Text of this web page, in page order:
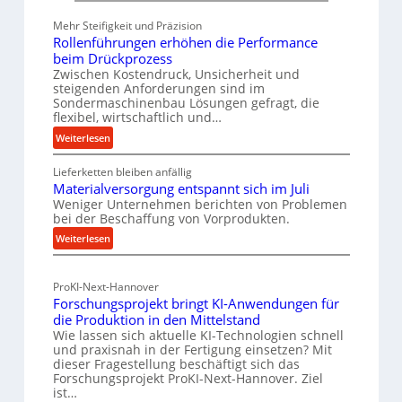
a
u
f
v
o
n
I
d
u
s
t
E
r
s
a
t
t
h
o
d
e
r
n
a
h
a
t
i
g
Mehr Steifigkeit und Präzision
Rollenführungen erhöhen die Performance
beim Drückprozess
Zwischen Kostendruck, Unsicherheit und
steigenden Anforderungen sind im
Sondermaschinenbau Lösungen gefragt, die
flexibel, wirtschaftlich und…
Weiterlesen:
R
o
l
l
e
n
f
h
r
u
n
g
e
Lieferketten bleiben anfällig
Materialversorgung entspannt sich im Juli
Weniger Unternehmen berichten von Problemen
bei der Beschaffung von Vorprodukten.
Weiterlesen:
M
t
e
r
i
a
l
ProKI-Next-Hannover
Forschungsprojekt bringt KI-Anwendungen für
die Produktion in den Mittelstand
Wie lassen sich aktuelle KI-Technologien schnell
und praxisnah in der Fertigung einsetzen? Mit
dieser Fragestellung beschäftigt sich das
Forschungsprojekt ProKI-Next-Hannover. Ziel
ist…